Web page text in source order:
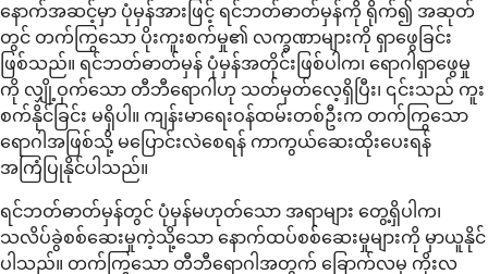
နောက်အဆင့်မှာ ပုံမှန်အားဖြင့် ရင်ဘတ်ဓာတ်မှန်ကို ရိုက်၍ အဆုတ်
တွင် တက်ကြွသော ပိုးကူးစက်မှု၏ လက္ခဏာများကို ရှာဖွေခြင်း
ဖြစ်သည်။ ရင်ဘတ်ဓာတ်မှန် ပုံမှန်အတိုင်းဖြစ်ပါက၊ ရောဂါရှာဖွေမှု
ကို လျှို့ဝှက်သော တီဘီရောဂါဟု သတ်မှတ်လေ့ရှိပြီး၊ ၎င်းသည် ကူး
စက်နိုင်ခြင်း မရှိပါ။ ကျန်းမာရေးဝန်ထမ်းတစ်ဦးက တက်ကြွသော
ရောဂါအဖြစ်သို့ မပြောင်းလဲစေရန် ကာကွယ်ဆေးထိုးပေးရန်
အကြံပြုနိုင်ပါသည်။
ရင်ဘတ်ဓာတ်မှန်တွင် ပုံမှန်မဟုတ်သော အရာများ တွေ့ရှိပါက၊
သလိပ်ခွဲစစ်ဆေးမှုကဲ့သို့သော နောက်ထပ်စစ်ဆေးမှုများကို မှာယူနိုင်
ပါသည်။ တက်ကြွသော တီဘီရောဂါအတွက် ခြောက်လမှ ကိုးလ